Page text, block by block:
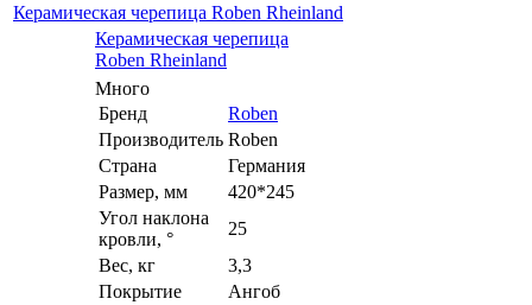
Керамическая черепица Roben Rheinland
Керамическая черепица
Roben Rheinland
Много
Бренд
Roben
Производитель Roben
Страна
Германия
Размер, мм
420*245
Угол наклона
кровли, °
25
Вес, кг
3,3
Покрытие
Ангоб